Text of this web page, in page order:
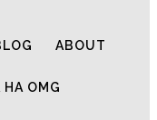
ABOUT
OMG